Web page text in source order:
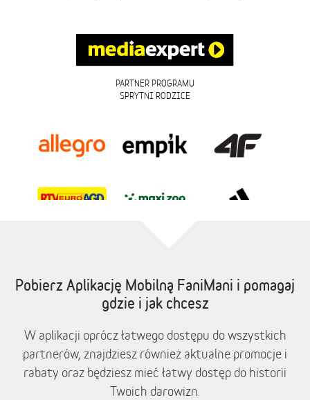
PARTNER PROGRAMU
SPRYTNI RODZICE
Pobierz Aplikację Mobilną FaniMani i pomagaj
gdzie i jak chcesz
W aplikacji oprócz łatwego dostępu do wszystkich
partnerów, znajdziesz również aktualne promocje i
rabaty oraz będziesz mieć łatwy dostęp do historii
Twoich darowizn.